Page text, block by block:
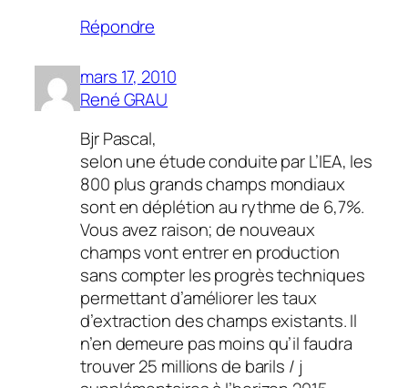
Répondre
mars 17, 2010
René GRAU
Bjr Pascal,
selon une étude conduite par L’IEA, les
800 plus grands champs mondiaux
sont en déplétion au rythme de 6,7%.
Vous avez raison; de nouveaux
champs vont entrer en production
sans compter les progrès techniques
permettant d’améliorer les taux
d’extraction des champs existants. Il
n’en demeure pas moins qu’il faudra
trouver 25 millions de barils / j